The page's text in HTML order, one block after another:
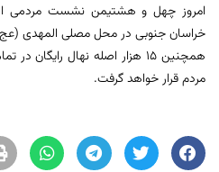
امروز چهل و هشتیمن نشست مردمی
خراسان جنوبی در محل مصلی المهدی (عج)
همچنین 15 هزار اصله نهال
مردم قرار خواهد گرفت.